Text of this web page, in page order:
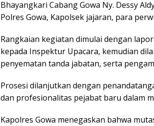
Bhayangkari Cabang Gowa Ny. Dessy
Polres Gowa, Kapolsek jajaran, para
Rangkaian kegiatan dimulai dengan
kepada Inspektur Upacara, kemudian
penyematan tanda jabatan, serta
Prosesi dilanjutkan dengan
dan profesionalitas pejabat baru dalam
Kapolres Gowa menegaskan bahwa